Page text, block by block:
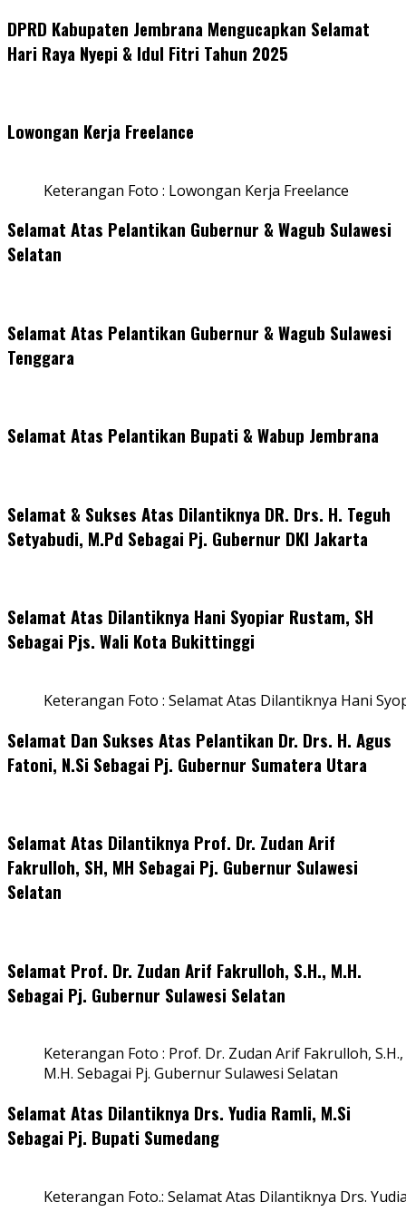
DPRD Kabupaten Jembrana Mengucapkan Selamat
Hari Raya Nyepi & Idul Fitri Tahun 2025
Lowongan Kerja Freelance
Keterangan Foto : Lowongan Kerja Freelance
Selamat Atas Pelantikan Gubernur & Wagub Sulawesi
Selatan
Selamat Atas Pelantikan Gubernur & Wagub Sulawesi
Tenggara
Selamat Atas Pelantikan Bupati & Wabup Jembrana
Selamat & Sukses Atas Dilantiknya DR. Drs. H. Teguh
Setyabudi, M.Pd Sebagai Pj. Gubernur DKI Jakarta
Selamat Atas Dilantiknya Hani Syopiar Rustam, SH
Sebagai Pjs. Wali Kota Bukittinggi
Keterangan Foto : Selamat Atas Dilantiknya Hani
Selamat Dan Sukses Atas Pelantikan Dr. Drs. H. Agus
Fatoni, N.Si Sebagai Pj. Gubernur Sumatera Utara
Selamat Atas Dilantiknya Prof. Dr. Zudan Arif
Fakrulloh, SH, MH Sebagai Pj. Gubernur Sulawesi
Selatan
Selamat Prof. Dr. Zudan Arif Fakrulloh, S.H., M.H.
Sebagai Pj. Gubernur Sulawesi Selatan
Keterangan Foto : Prof. Dr. Zudan Arif Fakrulloh, S.H.,
M.H. Sebagai Pj. Gubernur Sulawesi Selatan
Selamat Atas Dilantiknya Drs. Yudia Ramli, M.Si
Sebagai Pj. Bupati Sumedang
Keterangan Foto.: Selamat Atas Dilantiknya Drs.